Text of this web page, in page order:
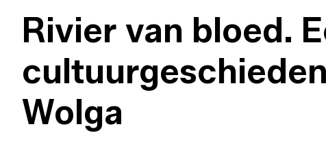
Rivier van bloed.
Wolga